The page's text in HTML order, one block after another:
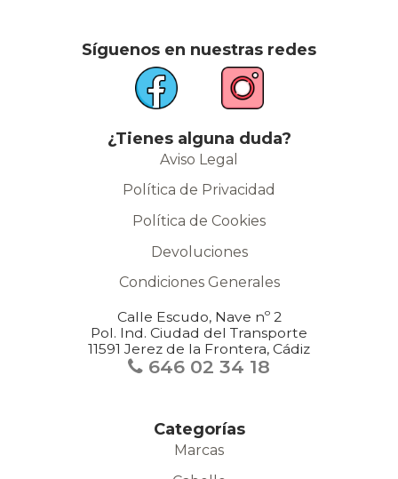
Síguenos en nuestras redes
¿Tienes alguna duda?
Aviso Legal
Política de Privacidad
Política de Cookies
Devoluciones
Condiciones Generales
Calle Escudo, Nave nº 2
Pol. Ind. Ciudad del Transporte
11591 Jerez de la Frontera, Cádiz
646 02 34 18
Categorías
Marcas